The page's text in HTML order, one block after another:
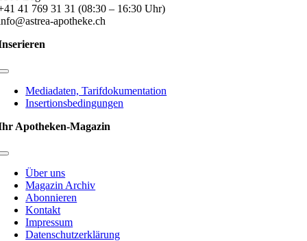
41 769 31 31 (08:30 – 16:30 Uhr)
apotheke.ch
Toggle
NavigationMediadaten, Tarifdokumentation
Insertionsbedingungen
Apotheken-Magazin
Toggle
NavigationÜber uns
Magazin Archiv
Abonnieren
Kontakt
Impressum
Datenschutzerklärung